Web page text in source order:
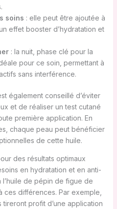
soins : elle peut être ajoutée à
effet booster d’hydratation et
: la nuit, phase clé pour la
pour ce soin, permettant à
sans interférence.
également conseillé d’éviter
et de réaliser un test cutané
première application. En
chaque peau peut bénéficier
de cette huile.
des résultats optimaux
en hydratation et en anti-
de pépin de figue de
ces différences. Par exemple,
profit d’une application